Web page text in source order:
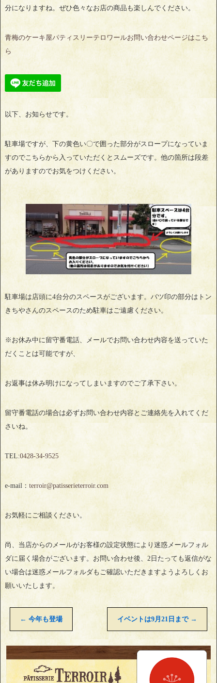
分になりますね。ぜひ色々なお店の商品も楽しんでください。
青梅のケーキ屋パティスリーテロワールお問い合わせページはこち
ら
以下、お知らせです。
駐車場ですが、下の黄色い〇で囲った部分がスロープになっていま
すのでこちらから入っていただくとスムーズです。他の箇所は段差
がありますのでお気をつけください。
駐車場は店頭に4台分のスペースがございます。バツ印の部分はトン
きちやさんのスペースのため駐車はご遠慮ください。
※お休み中に留守番電話、メールでお問い合わせ内容を送っていた
だくことは可能ですが、
お返事は休み明けになってしまいますのでご了承下さい。
留守番電話の場合は必ずお問い合わせ内容とご連絡先を入れてくだ
さいね。
TEL:0428‐34‐9525
e-mail： terroir@patisserieterroir.com
お気軽にご相談ください。
尚、当店からのメールがお客様の設定状態により迷惑メールフォル
ダに届く場合がございます。お問い合わせ後、2日たっても返信がな
い場合は迷惑メールフォルダもご確認いただきますようよろしくお
願いいたします。
← 今年も登場 イベントは9月21日まで →